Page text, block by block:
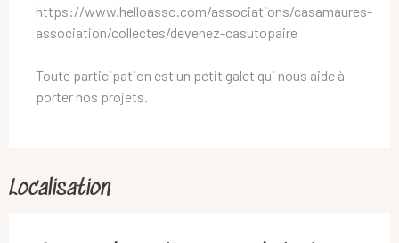
https://www.helloasso.com/associations/casamaures-
association/collectes/devenez-casutopaire
Toute participation est un petit galet qui nous aide à
porter nos projets.
Localisation